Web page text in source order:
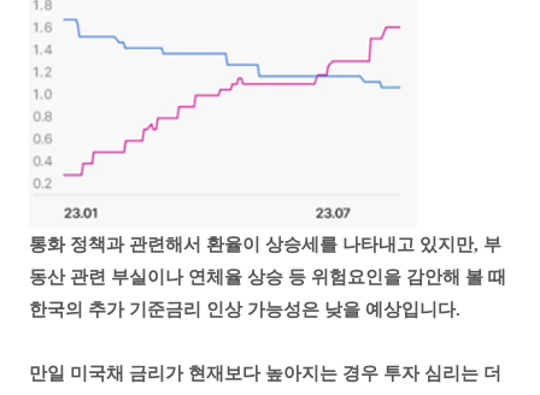
통화 정책과 관련해서 환율이 상승세를 나타내고 있지만, 부
동산 관련 부실이나 연체율 상승 등 위험요인을 감안해 볼 때
한국의 추가 기준금리 인상 가능성은 낮을 예상입니다.
만일 미국채 금리가 현재보다 높아지는 경우 투자 심리는 더